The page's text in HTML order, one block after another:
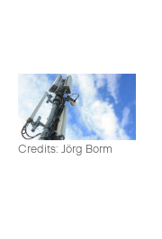
Credits: Jörg Borm